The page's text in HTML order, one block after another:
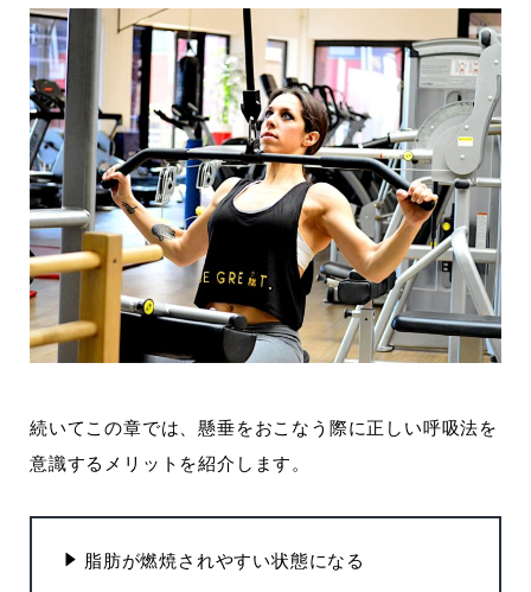
続いてこの章では、懸垂をおこなう際に正しい呼吸法を
意識するメリットを紹介します。
脂肪が燃焼されやすい状態になる